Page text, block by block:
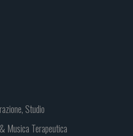
Studio
Musica Terapeutica